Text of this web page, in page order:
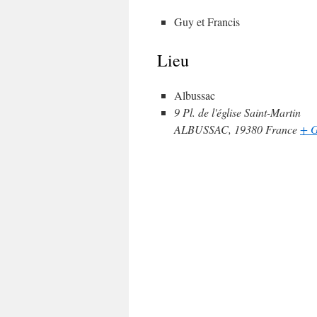
Guy et Francis
Lieu
Albussac
9 Pl. de l'église Saint-Martin
ALBUSSAC, 19380 France+